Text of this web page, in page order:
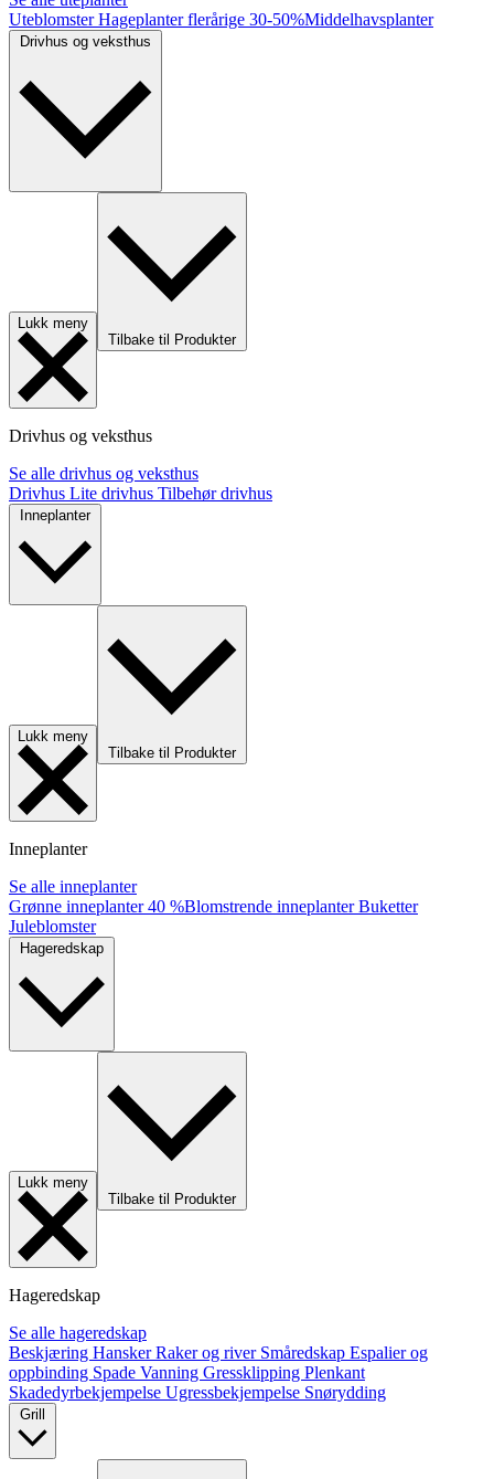
UteblomsterHageplanter flerårige 30-50%Middelhavsplanter
Lukk meny
Tilbake til Produkter
Drivhus og veksthus
Se alle drivhus og veksthus
Drivhus Lite drivhus Tilbehør drivhus
Inneplanter
Lukk meny
Tilbake til Produkter
Inneplanter
Se alle inneplanter
Grønne inneplanter40 %Blomstrende inneplanterBuketter
Juleblomster
Lukk meny
Tilbake til Produkter
Hageredskap
Se alle hageredskap
Beskjæring HanskerRaker og river Småredskap Espalier og
oppbinding Spade Vanning Gressklipping Plenkant
Skadedyrbekjempelse Ugressbekjempelse Snørydding